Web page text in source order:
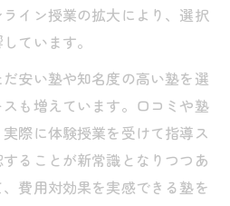
イン授業の拡大により、選択
ています。
安い塾や知名度の高い塾を選
も増えています。口コミや塾
際に体験授業を受けて指導ス
ることが新常識となりつつあ
費用対効果を実感できる塾を